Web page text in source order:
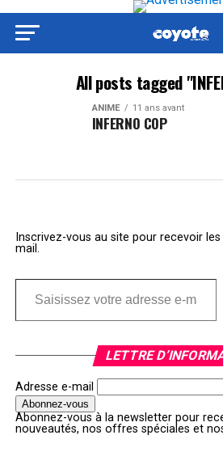
All posts tagged
ANIME 11 ans avant
INFERNO COP
Inscrivez-vous au site pour recevoir
mail.
Saisissez votre adresse e-mail…
LETTRE
Adresse e-mail
Abonnez-vous à la newsletter pour
nouveautés, nos offres spéciales et